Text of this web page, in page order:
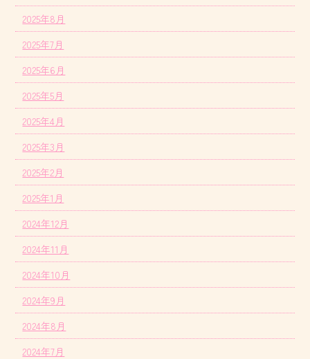
2025年8月
2025年7月
2025年6月
2025年5月
2025年4月
2025年3月
2025年2月
2025年1月
2024年12月
2024年11月
2024年10月
2024年9月
2024年8月
2024年7月